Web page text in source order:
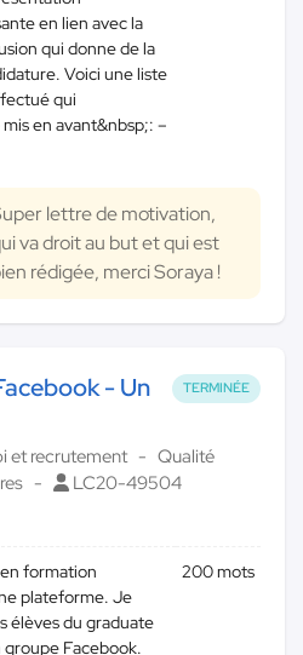
en lien avec la
qui donne de la
Voici une liste
qui
en avant&nbsp;: –
lettre de motivation,
va droit au but et qui est
rédigée, merci Soraya !
TERMINÉE
- Un
et recrutement
Qualité
LC20-49504
formation
plateforme. Je
élèves du graduate
Facebook.
200 mots